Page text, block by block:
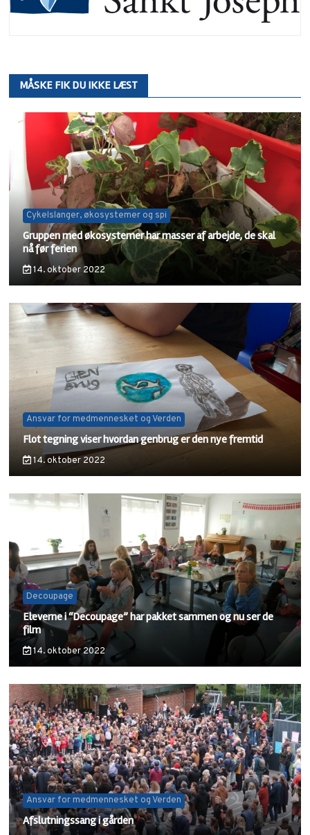
MÅSKE FIK DU IKKE LÆST
Cykelslanger, økosystemer og spi
Gruppen med økosystemer har masser af arbejde, de skal
nå før ferien
14. oktober 2022
Ansvar for medmennesket og Verden
Flot tegning viser hvordan genbrug er den nye fremtid
14. oktober 2022
Decoupage
Eleverne i “Decoupage” har pakket sammen og nu ser de
film
14. oktober 2022
Ansvar for medmennesket og Verden
Afslutningssang i gården